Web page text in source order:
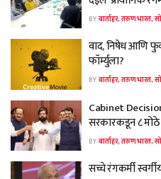
BYवार्ताहर, तरुण भारत,
वाद, निषेध आणि
फॉर्म्युला?
BYवार्ताहर, तरुण भारत,
Cabinet
सरकारकडून ८ मोठे
BYवार्ताहर, तरुण भारत,
सच्चे रंगकर्मी